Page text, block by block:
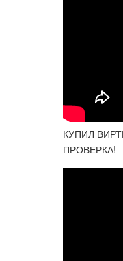
КУПИЛ
ПРОВЕРКА!